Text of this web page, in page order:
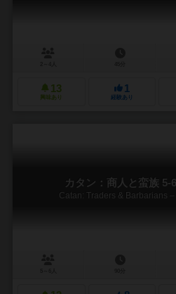
13
興味あり
1
経験あり
カタン：商人と蛮族 5-
Catan: Traders & Barbarians